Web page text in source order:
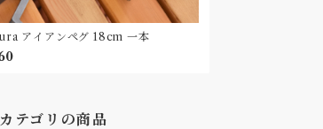
...mura アイアンペグ 18cm 一本
テゴリの商品